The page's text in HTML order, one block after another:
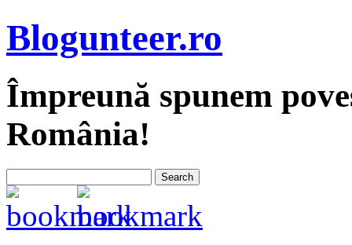
Blogunteer.ro
Împreună spunem
România!